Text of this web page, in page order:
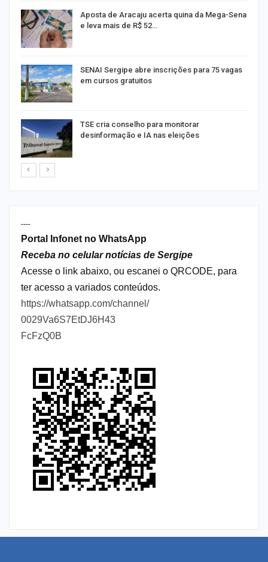
Aposta de Aracaju acerta quina da Mega-Sena
e leva mais de R$ 52…
SENAI Sergipe abre inscrições para 75 vagas
em cursos gratuitos
TSE cria conselho para monitorar
desinformação e IA nas eleições
----
Portal Infonet no WhatsApp
Receba no celular notícias de Sergipe
Acesse o link abaixo, ou escanei o QRCODE, para
ter acesso a variados conteúdos.
https://whatsapp.com/channel/
0029Va6S7EtDJ6H43
FcFzQ0B